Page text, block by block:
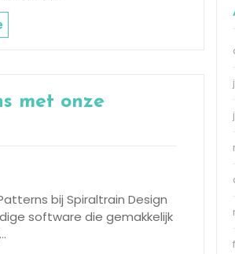
met onze
bij Spiraltrain Design
software die gemakkelijk